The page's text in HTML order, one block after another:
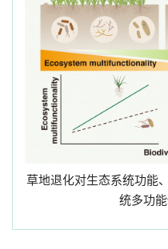
草地退化对生态系统功能
统多功